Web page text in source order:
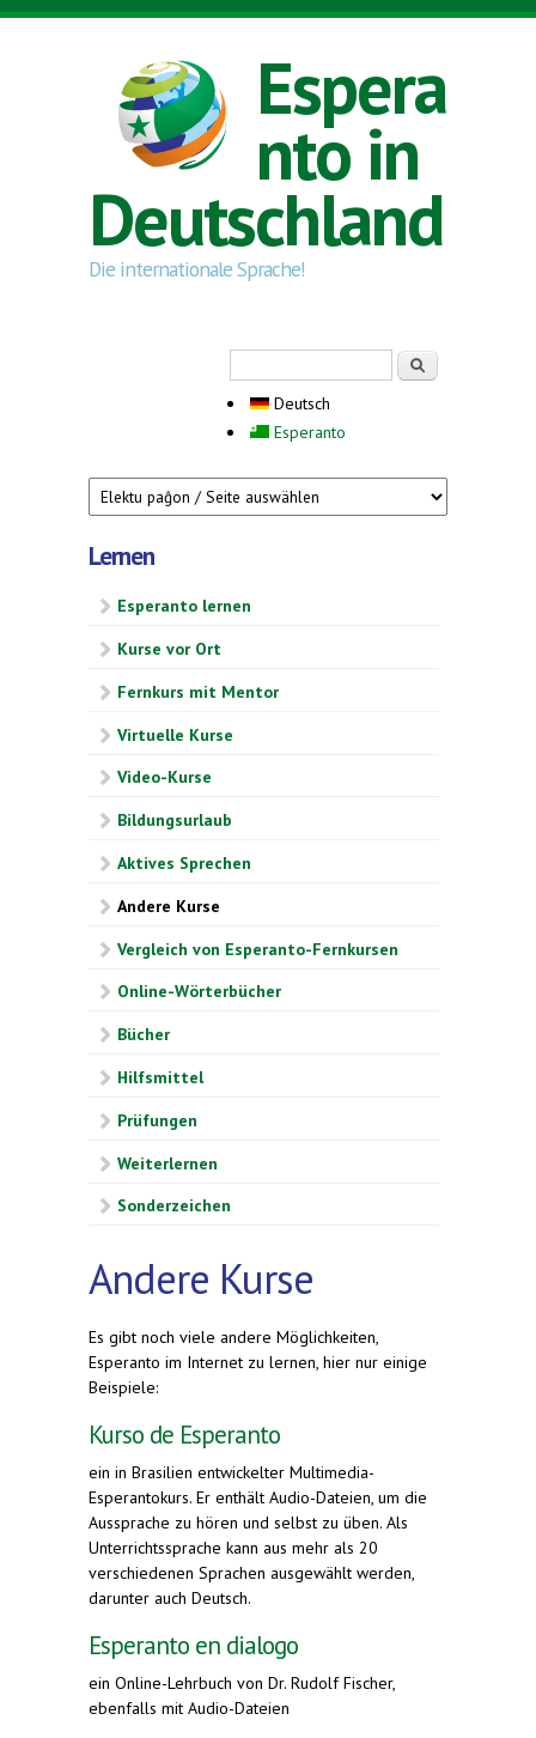
Direkt zum Inhalt
Espera
nto in
Deutschland
Die internationale Sprache!
Deutsch
Esperanto
Lernen
Esperanto lernen
Kurse vor Ort
Fernkurs mit Mentor
Virtuelle Kurse
Video-Kurse
Bildungsurlaub
Aktives Sprechen
Andere Kurse
Vergleich von Esperanto-Fernkursen
Online-Wörterbücher
Bücher
Hilfsmittel
Prüfungen
Weiterlernen
Sonderzeichen
Andere Kurse
Es gibt noch viele andere Möglichkeiten,
Esperanto im Internet zu lernen, hier nur einige
Beispiele:
Kurso de Esperanto
ein in Brasilien entwickelter Multimedia-
Esperantokurs. Er enthält Audio-Dateien, um die
Aussprache zu hören und selbst zu üben. Als
Unterrichtssprache kann aus mehr als 20
verschiedenen Sprachen ausgewählt werden,
darunter auch Deutsch.
Esperanto en dialogo
ein Online-Lehrbuch von Dr. Rudolf Fischer,
ebenfalls mit Audio-Dateien